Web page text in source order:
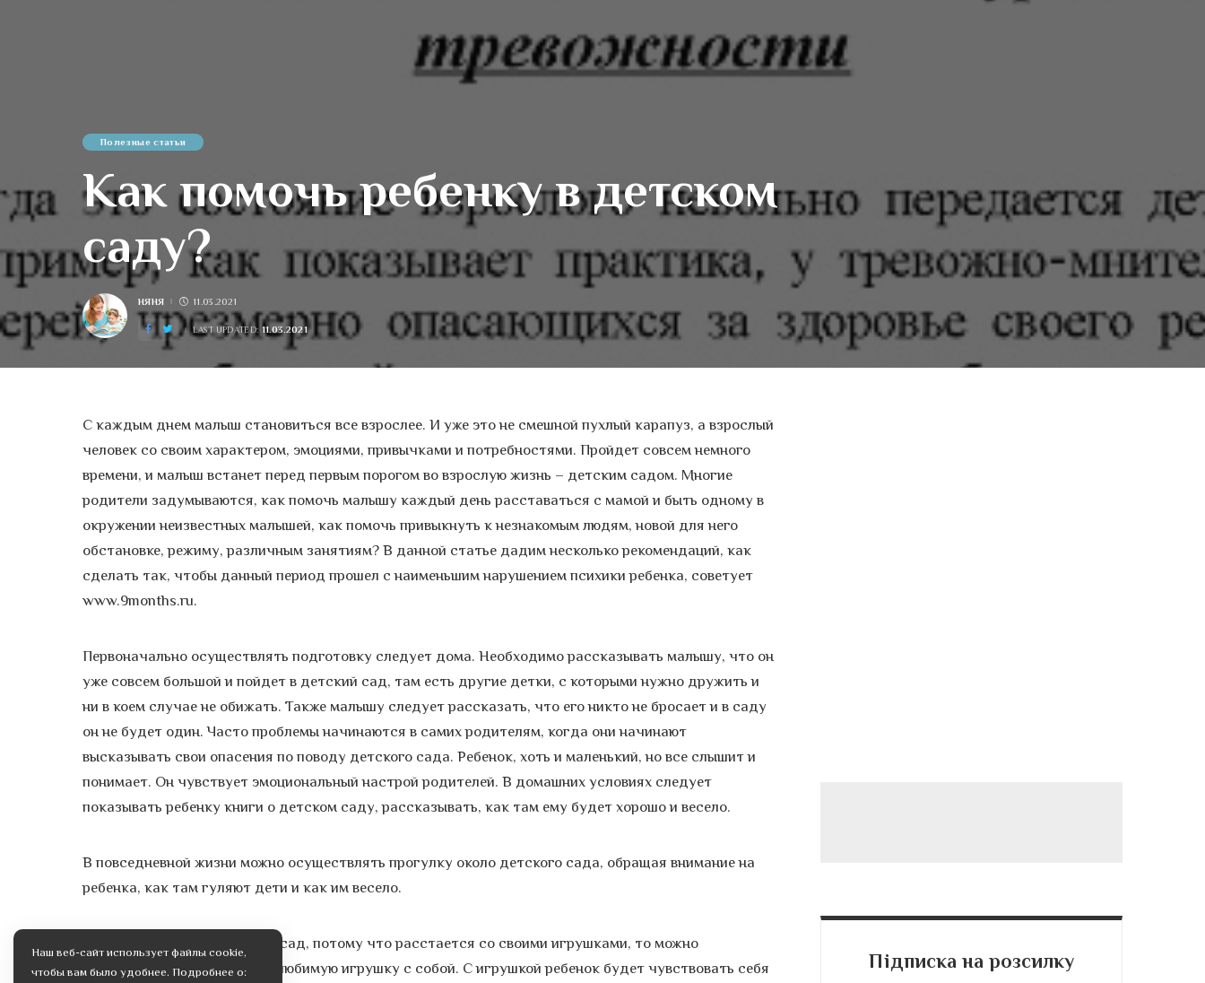
Полезные статьи
Как помочь ребенку в детском
саду?
POSTED
BY
НЯНЯ 11.03.2021
LAST UPDATED: 11.03.2021
С каждым днем малыш становиться все взрослее. И уже это не смешной пухлый карапуз, а взрослый
человек со своим характером, эмоциями, привычками и потребностями. Пройдет совсем немного
времени, и малыш встанет перед первым порогом во взрослую жизнь – детским садом. Многие
родители задумываются, как помочь малышу каждый день расставаться с мамой и быть одному в
окружении неизвестных малышей, как помочь привыкнуть к незнакомым людям, новой для него
обстановке, режиму, различным занятиям? В данной статье дадим несколько рекомендаций, как
сделать так, чтобы данный период прошел с наименьшим нарушением психики ребенка, советует
www.9months.ru.
Первоначально осуществлять подготовку следует дома. Необходимо рассказывать малышу, что он
уже совсем большой и пойдет в детский сад, там есть другие детки, с которыми нужно дружить и
ни в коем случае не обижать. Также малышу следует рассказать, что его никто не бросает и в саду
он не будет один. Часто проблемы начинаются в самих родителям, когда они начинают
высказывать свои опасения по поводу детского сада. Ребенок, хоть и маленький, но все слышит и
понимает. Он чувствует эмоциональный настрой родителей. В домашних условиях следует
показывать ребенку книги о детском саду, рассказывать, как там ему будет хорошо и весело.
В повседневной жизни можно осуществлять прогулку около детского сада, обращая внимание на
ребенка, как там гуляют дети и как им весело.
Если малыш не хочет идти в сад, потому что расстается со своими игрушками, то можно
предложить ему взять одну любимую игрушку с собой. С игрушкой ребенок будет чувствовать себя
Підписка на розсилку
Наш веб-сайт использует файлы cookie,
чтобы вам было удобнее. Подробнее о: